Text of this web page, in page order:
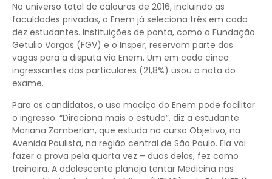
No universo total de calouros de 2016, incluindo as
faculdades privadas, o Enem já seleciona três em cada
dez estudantes. Instituições de ponta, como a Fundação
Getulio Vargas (FGV) e o Insper, reservam parte das
vagas para a disputa via Enem. Um em cada cinco
ingressantes das particulares (21,8%) usou a nota do
exame.
Para os candidatos, o uso maciço do Enem pode facilitar
o ingresso. “Direciona mais o estudo”, diz a estudante
Mariana Zamberlan, que estuda no curso Objetivo, na
Avenida Paulista, na região central de São Paulo. Ela vai
fazer a prova pela quarta vez – duas delas, fez como
treineira. A adolescente planeja tentar Medicina nas